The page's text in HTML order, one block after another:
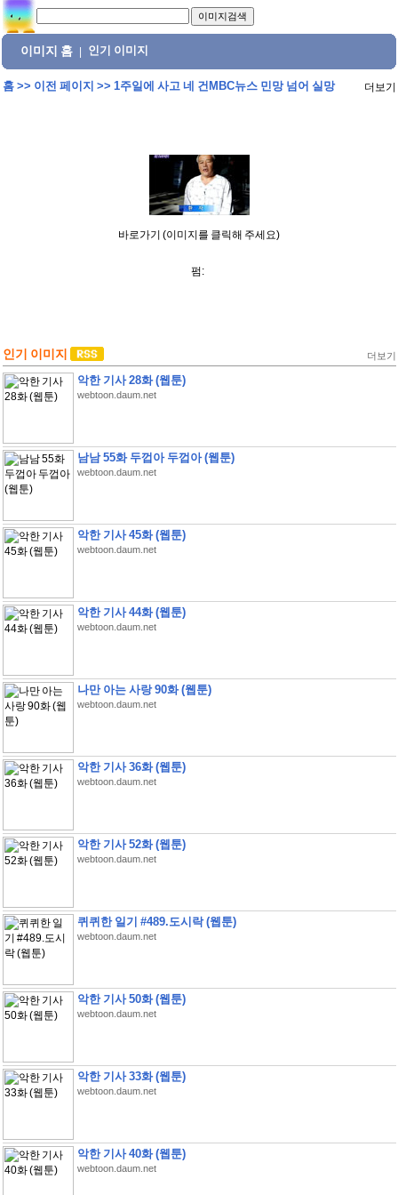
이미지 홈 인기 이미지
홈>> 이전 페이지 >> 1주일에 사고 네 건MBC뉴스 민망 넘어 실망 더보기
바로가기 (이미지를 클릭해 주세요)
펌:
인기 이미지 더보기
악한 기사 28화 (웹툰)
webtoon.daum.net
남남 55화 두껍아 두껍아 (웹툰)
webtoon.daum.net
악한 기사 45화 (웹툰)
webtoon.daum.net
악한 기사 44화 (웹툰)
webtoon.daum.net
나만 아는 사랑 90화 (웹툰)
webtoon.daum.net
악한 기사 36화 (웹툰)
webtoon.daum.net
악한 기사 52화 (웹툰)
webtoon.daum.net
퀴퀴한 일기 #489.도시락 (웹툰)
webtoon.daum.net
악한 기사 50화 (웹툰)
webtoon.daum.net
악한 기사 33화 (웹툰)
webtoon.daum.net
악한 기사 40화 (웹툰)
webtoon.daum.net